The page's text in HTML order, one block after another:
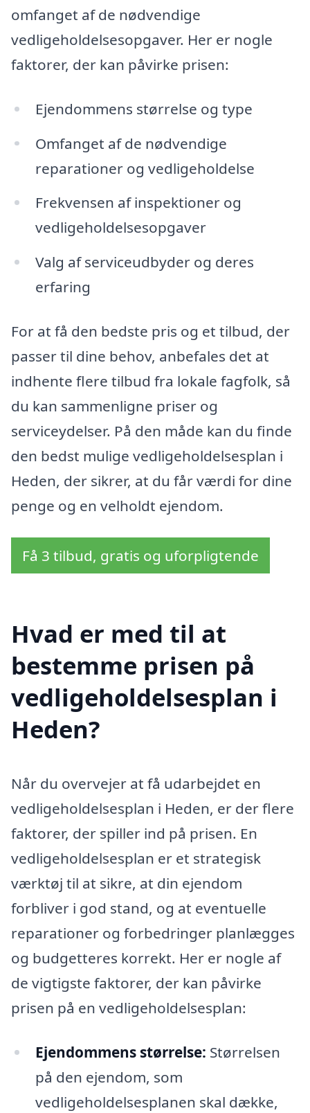
omfanget af de nødvendige
vedligeholdelsesopgaver. Her er nogle
faktorer, der kan påvirke prisen:
Ejendommens størrelse og type
Omfanget af de nødvendige
reparationer og vedligeholdelse
Frekvensen af inspektioner og
vedligeholdelsesopgaver
Valg af serviceudbyder og deres
erfaring
For at få den bedste pris og et tilbud, der
passer til dine behov, anbefales det at
indhente flere tilbud fra lokale fagfolk, så
du kan sammenligne priser og
serviceydelser. På den måde kan du finde
den bedst mulige vedligeholdelsesplan i
Heden, der sikrer, at du får værdi for dine
penge og en velholdt ejendom.
Få 3 tilbud, gratis og uforpligtende
Hvad er med til at
bestemme prisen på
vedligeholdelsesplan i
Heden?
Når du overvejer at få udarbejdet en
vedligeholdelsesplan i Heden, er der flere
faktorer, der spiller ind på prisen. En
vedligeholdelsesplan er et strategisk
værktøj til at sikre, at din ejendom
forbliver i god stand, og at eventuelle
reparationer og forbedringer planlægges
og budgetteres korrekt. Her er nogle af
de vigtigste faktorer, der kan påvirke
prisen på en vedligeholdelsesplan:
Ejendommens størrelse: Størrelsen
på den ejendom, som
vedligeholdelsesplanen skal dække,